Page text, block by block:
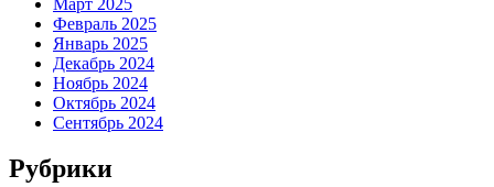
Февраль 2025
Январь 2025
Декабрь 2024
Ноябрь 2024
Октябрь 2024
Сентябрь 2024
Рубрики